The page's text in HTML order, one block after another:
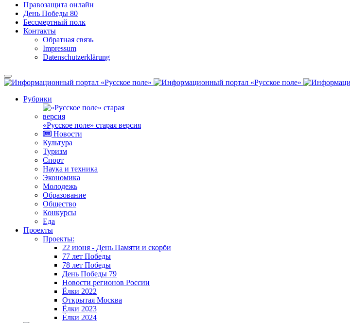
Правозащита онлайн
День Победы 80
Бессмертный полк
Контакты
Обратная связь
Impressum
Datenschutzerklärung
Рубрики
«Русское поле» старая версия
Новости
Культура
Туризм
Спорт
Наука и техника
Экономика
Молодежь
Образование
Общество
Конкурсы
Еда
Проекты
Проекты:
22 июня - День Памяти и скорби
77 лет Победы
78 лет Победы
День Победы 79
Новости регионов России
Ёлки 2022
Открытая Москва
Ёлки 2023
Ёлки 2024